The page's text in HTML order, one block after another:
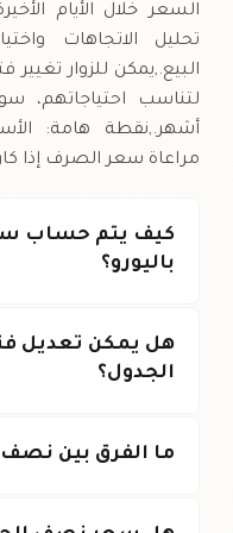
السعر خلال الأيام
تحليل الاتجاهات
البيع.,يمكن للزوار
لتناسب احتياجاتهم،
أشهر.,نقطة هامة:
مراعاة سعر الصرف إذا
كيف يتم حساب
باليورو؟
هل يمكن تعديل
الجدول؟
ما الفرق بين نصف